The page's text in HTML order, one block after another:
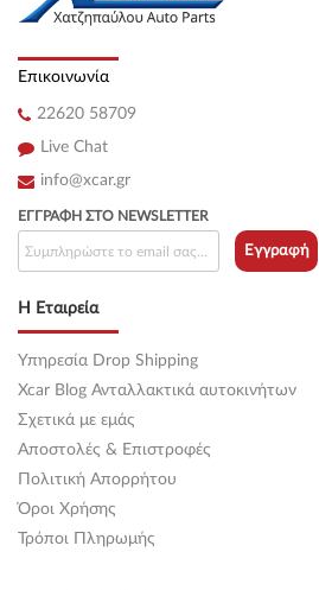
Επικοινωνία
22620 58709
Live Chat
info@xcar.gr
Η Εταιρεία
Υπηρεσία Drop Shipping
Xcar Blog Ανταλλακτικά αυτοκινήτων
Σχετικά με εμάς
Αποστολές & Επιστροφές
Πολιτική Απορρήτου
Όροι Χρήσης
Τρόποι Πληρωμής
ΕΓΓΡΑΦΉ ΣΤΟ NEWSLETTER
Εγγραφή